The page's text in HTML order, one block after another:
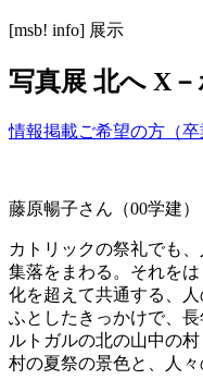
[msb! info] 展示
写真展 北へ X
情報掲載ご希望の方（
藤原暢子さん（00学建）
カトリックの祭礼でも
集落をまわる。それを
化を超えて共通する、
ふとしたきっかけで、
ルトガルの北の山中の
村の夏祭の景色と、人々